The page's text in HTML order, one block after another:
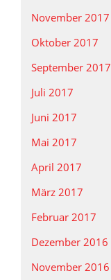
November 2017
Oktober 2017
September 2017
Juli 2017
Juni 2017
Mai 2017
April 2017
März 2017
Februar 2017
Dezember 2016
November 2016